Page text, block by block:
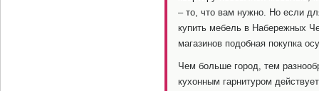
– то, что вам нужно. Но если
купить мебель в Набережных
магазинов подобная покупка
Чем больше город, тем
кухонным гарнитуром